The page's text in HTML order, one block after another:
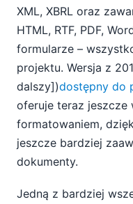
XML, XBRL oraz
HTML, RTF, PDF,
formularze –
projektu. Wersja z
dalszy])dostępny do
oferuje teraz jeszcze
formatowaniem,
jeszcze bardziej
dokumenty.
Jedną z bardziej